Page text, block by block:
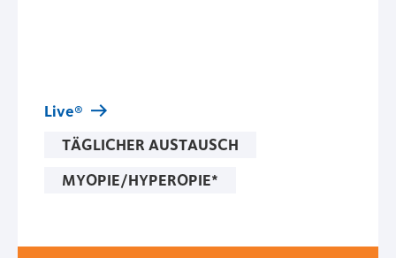
Live®
TÄGLICHER AUSTAUSCH
MYOPIE/HYPEROPIE*